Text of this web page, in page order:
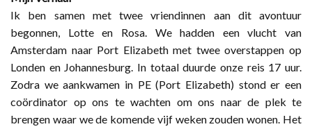
Ik ben samen met twee vriendinnen aan dit avontuur
begonnen, Lotte en Rosa. We hadden een vlucht van
Amsterdam naar Port Elizabeth met twee overstappen op
Londen en Johannesburg. In totaal duurde onze reis 17 uur.
Zodra we aankwamen in PE (Port Elizabeth) stond er een
coördinator op ons te wachten om ons naar de plek te
brengen waar we de komende vijf weken zouden wonen. Het